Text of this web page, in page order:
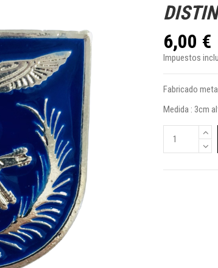
6,00 €
Impuestos
Fabricado
Medida : 3cm